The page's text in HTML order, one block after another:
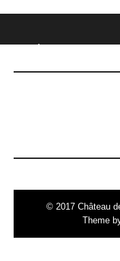
© 2017 Château
Theme